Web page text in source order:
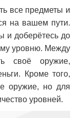
все предметы и
на вашем пути.
и доберётесь до
уровню. Между
своё оружие,
Кроме того,
оружие, но для
уровней.